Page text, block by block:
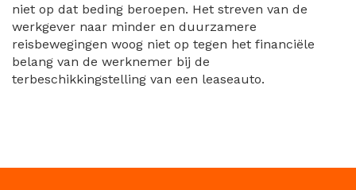
niet op dat beding beroepen. Het streven van de
werkgever naar minder en duurzamere
reisbewegingen woog niet op tegen het financiële
belang van de werknemer bij de
terbeschikkingstelling van een leaseauto.